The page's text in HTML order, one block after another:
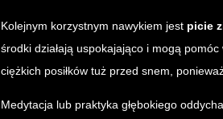
Kolejnym korzystnym nawykiem jest picie
środki działają uspokajająco i mogą
ciężkich posiłków tuż przed snem,
Medytacja lub praktyka głębokiego